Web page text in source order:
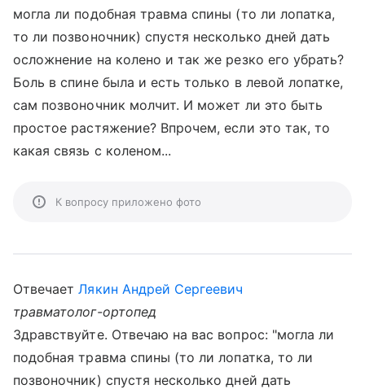
могла ли подобная травма спины (то ли лопатка,
то ли позвоночник) спустя несколько дней дать
осложнение на колено и так же резко его убрать?
Боль в спине была и есть только в левой лопатке,
сам позвоночник молчит. И может ли это быть
простое растяжение? Впрочем, если это так, то
какая связь с коленом...
К вопросу приложено фото
ОтвечаетЛякин Андрей Сергеевич
травматолог-ортопед
Здравствуйте. Отвечаю на вас вопрос: "могла ли
подобная травма спины (то ли лопатка, то ли
позвоночник) спустя несколько дней дать